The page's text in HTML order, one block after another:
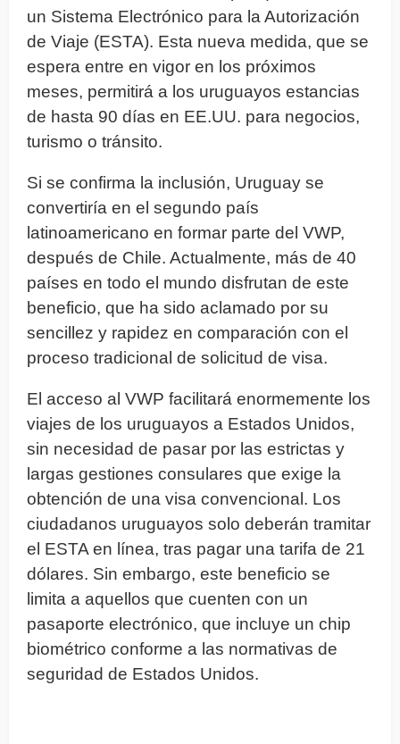
un Sistema Electrónico para la Autorización
de Viaje (ESTA). Esta nueva medida, que se
espera entre en vigor en los próximos
meses, permitirá a los uruguayos estancias
de hasta 90 días en EE.UU. para negocios,
turismo o tránsito.
Si se confirma la inclusión, Uruguay se
convertiría en el segundo país
latinoamericano en formar parte del VWP,
después de Chile. Actualmente, más de 40
países en todo el mundo disfrutan de este
beneficio, que ha sido aclamado por su
sencillez y rapidez en comparación con el
proceso tradicional de solicitud de visa.
El acceso al VWP facilitará enormemente los
viajes de los uruguayos a Estados Unidos,
sin necesidad de pasar por las estrictas y
largas gestiones consulares que exige la
obtención de una visa convencional. Los
ciudadanos uruguayos solo deberán tramitar
el ESTA en línea, tras pagar una tarifa de 21
dólares. Sin embargo, este beneficio se
limita a aquellos que cuenten con un
pasaporte electrónico, que incluye un chip
biométrico conforme a las normativas de
seguridad de Estados Unidos.